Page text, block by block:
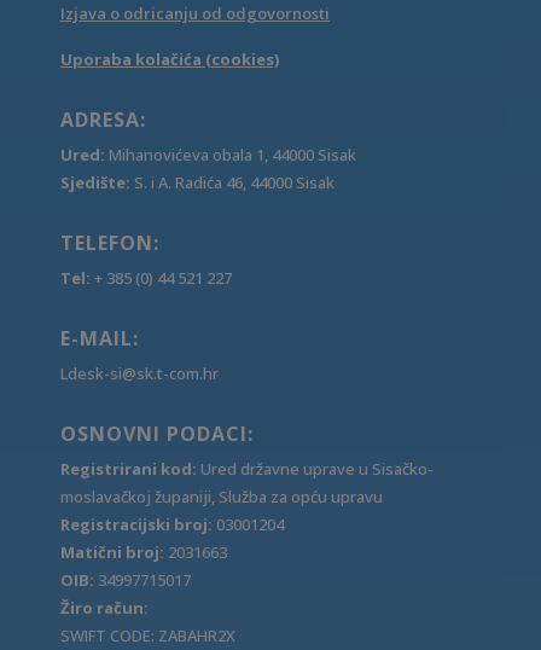
Izjava o odricanju od odgovornosti
Uporaba kolačića (cookies)
ADRESA:
Ured: Mihanovićeva obala 1, 44000 Sisak
Sjedište: S. i A. Radića 46, 44000 Sisak
TELEFON:
Tel: + 385 (0) 44 521 227
E-MAIL:
Ldesk-si@sk.t-com.hr
OSNOVNI PODACI:
Registrirani kod: Ured državne uprave u Sisačko-
moslavačkoj županiji, Služba za opću upravu
Registracijski broj: 03001204
Matični broj: 2031663
OIB: 34997715017
Žiro račun:
SWIFT CODE: ZABAHR2X